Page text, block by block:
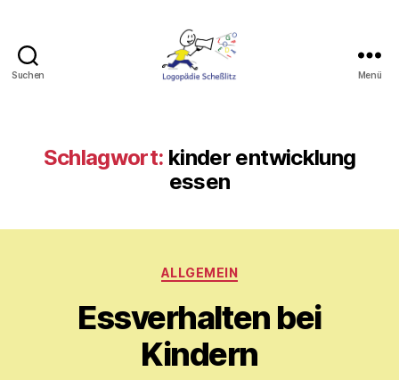
Suchen Menü
Schlagwort: kinder entwicklung
essen
Kategorien
ALLGEMEIN
Essverhalten bei
Kindern
V
n
M
y
ri